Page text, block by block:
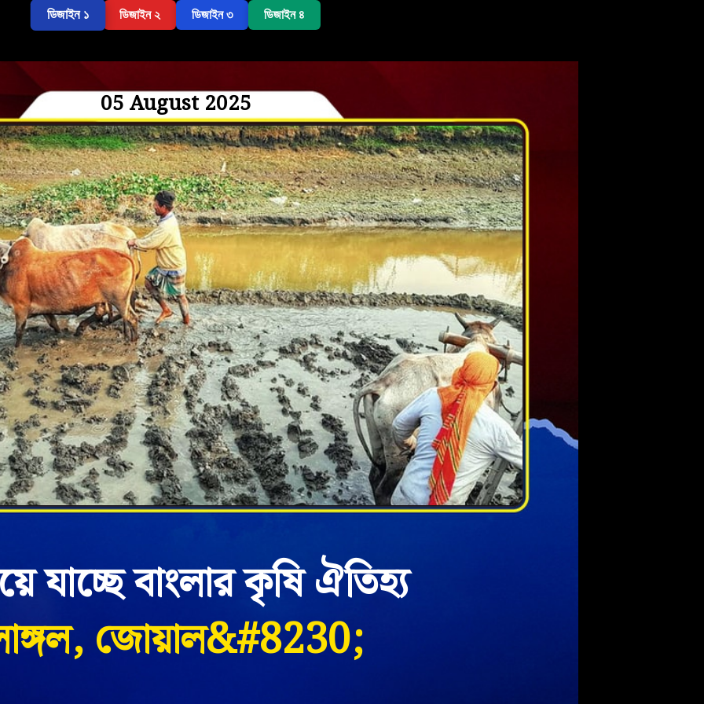
ডিজাইন ১ ডিজাইন ২ ডিজাইন ৩ ডিজাইন ৪
05 August 2025
যাচ্ছে বাংলার কৃষি ঐতিহ্য
জোয়াল&#8230;